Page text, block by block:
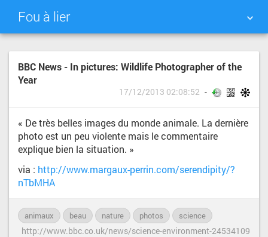
Fou à lier
NUAGE DE TAGS MUR D'IMAGES
RECHERCHER
BBC News - In pictures: Wildlife Photographer of the
Year
17/12/2013 02:08:52
« De très belles images du monde animale. La dernière
photo est un peu violente mais le commentaire
explique bien la situation. »
via : http://www.margaux-perrin.com/serendipity/?
nTbMHA
animaux beau nature photos science
http://www.bbc.co.uk/news/science-environment-24534109